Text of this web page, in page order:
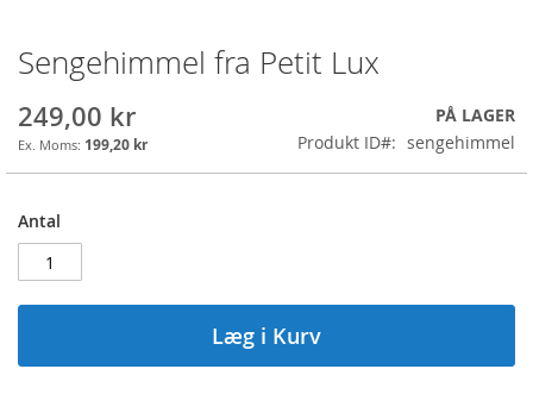
Sengehimmel fra Petit Lux
249,00 kr
199,20 kr
PÅ LAGER
Produkt ID
sengehimmel
Antal
Læg i Kurv
Gå
til
starten
af
billedgalleriet